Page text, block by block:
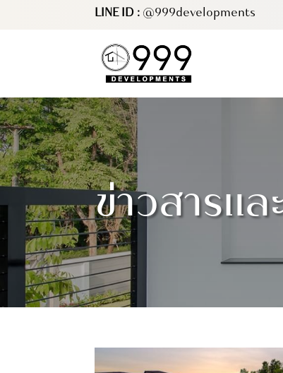
LINE ID : @999developments
ข่าวสารแล